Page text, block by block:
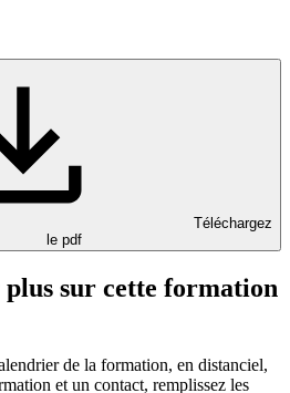
Téléchargez
le pdf
sur cette formation
de la formation, en distanciel,
et un contact, remplissez les